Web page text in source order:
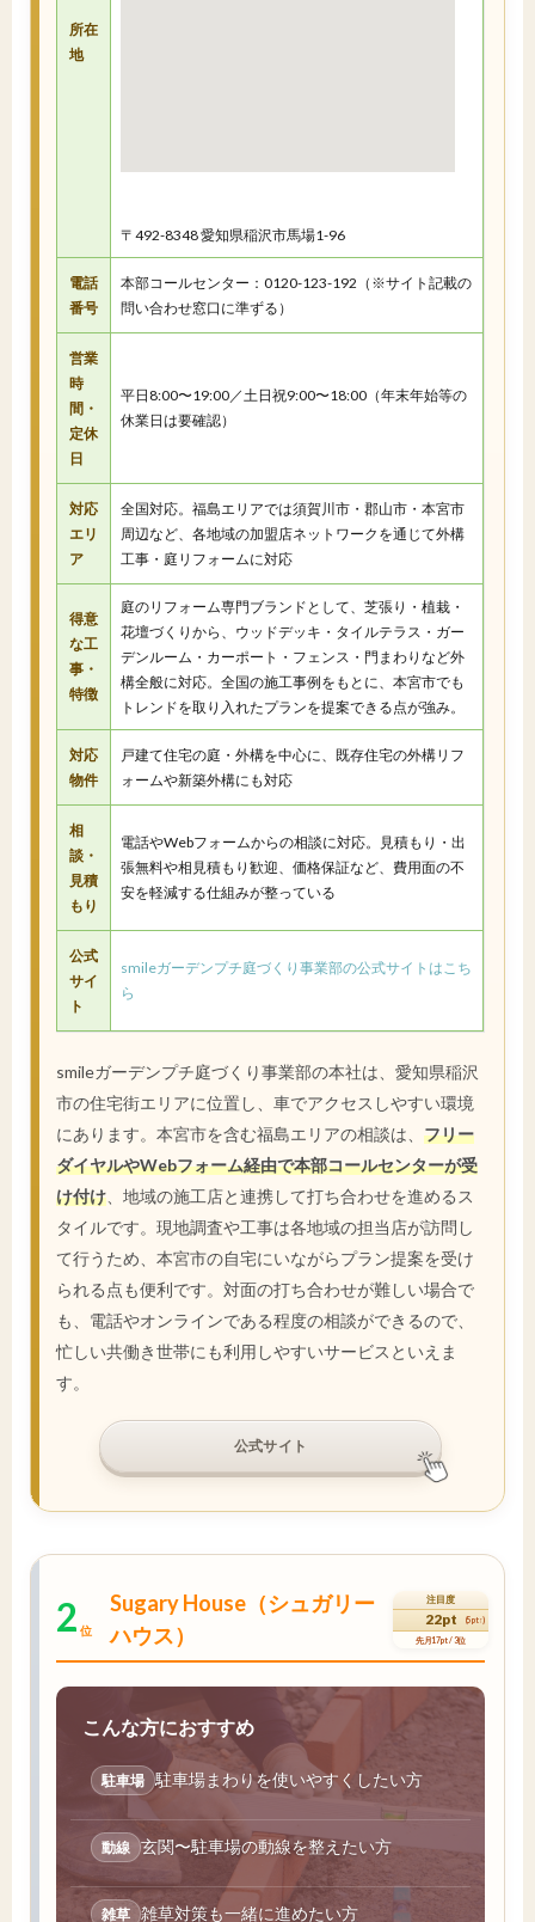
所在
地
〒492-8348 愛知県稲沢市馬場1-96
電話
番号
本部コールセンター：0120-123-192（※サイト記載の
問い合わせ窓口に準ずる）
営業
時
間・
定休
日
平日8:00〜19:00／土日祝9:00〜18:00（年末年始等の
休業日は要確認）
対応
エリ
ア
全国対応。福島エリアでは須賀川市・郡山市・本宮市
周辺など、各地域の加盟店ネットワークを通じて外構
工事・庭リフォームに対応
得意
な工
事・
特徴
庭のリフォーム専門ブランドとして、芝張り・植栽・
花壇づくりから、ウッドデッキ・タイルテラス・ガー
デンルーム・カーポート・フェンス・門まわりなど外
構全般に対応。全国の施工事例をもとに、本宮市でも
トレンドを取り入れたプランを提案できる点が強み。
対応
物件
戸建て住宅の庭・外構を中心に、既存住宅の外構リフ
ォームや新築外構にも対応
相
談・
見積
もり
電話やWebフォームからの相談に対応。見積もり・出
張無料や相見積もり歓迎、価格保証など、費用面の不
安を軽減する仕組みが整っている
公式
サイ
ト
smileガーデンプチ庭づくり事業部の公式サイトはこち
ら
smileガーデンプチ庭づくり事業部の本社は、愛知県稲沢
市の住宅街エリアに位置し、車でアクセスしやすい環境
にあります。本宮市を含む福島エリアの相談は、 フリー
ダイヤルやWebフォーム経由で本部コールセンターが受
け付け 、地域の施工店と連携して打ち合わせを進めるス
タイルです。現地調査や工事は各地域の担当店が訪問し
て行うため、本宮市の自宅にいながらプラン提案を受け
られる点も便利です。対面の打ち合わせが難しい場合で
も、電話やオンラインである程度の相談ができるので、
忙しい共働き世帯にも利用しやすいサービスといえま
す。
公式サイト
2 位
Sugary House（シュガリー
ハウス）
注目度
22pt (5pt↑)
先月17pt / 3位
こんな方におすすめ
駐車場 駐車場まわりを使いやすくしたい方
動線 玄関〜駐車場の動線を整えたい方
雑草 雑草対策も一緒に進めたい方